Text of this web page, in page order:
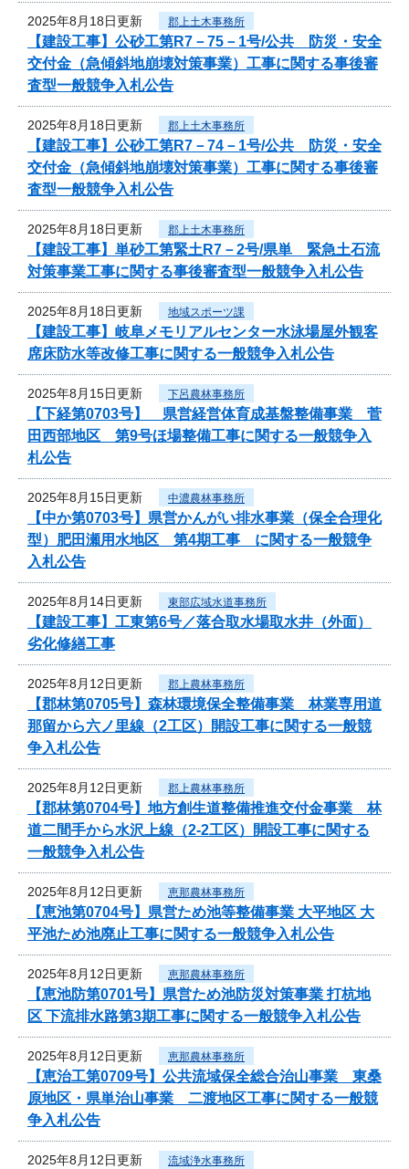
2025年8月18日更新 郡上土木事務所
【建設工事】公砂工第R7－75－1号/公共 防災・安全
交付金（急傾斜地崩壊対策事業）工事に関する事後審
査型一般競争入札公告
2025年8月18日更新 郡上土木事務所
【建設工事】公砂工第R7－74－1号/公共 防災・安全
交付金（急傾斜地崩壊対策事業）工事に関する事後審
査型一般競争入札公告
2025年8月18日更新 郡上土木事務所
【建設工事】単砂工第緊土R7－2号/県単 緊急土石流
対策事業工事に関する事後審査型一般競争入札公告
2025年8月18日更新 地域スポーツ課
【建設工事】岐阜メモリアルセンター水泳場屋外観客
席床防水等改修工事に関する一般競争入札公告
2025年8月15日更新 下呂農林事務所
【下経第0703号】 県営経営体育成基盤整備事業 菅
田西部地区 第9号ほ場整備工事に関する一般競争入
札公告
2025年8月15日更新 中濃農林事務所
【中か第0703号】県営かんがい排水事業（保全合理化
型）肥田瀬用水地区 第4期工事 に関する一般競争
入札公告
2025年8月14日更新 東部広域水道事務所
【建設工事】工東第6号／落合取水場取水井（外面）
劣化修繕工事
2025年8月12日更新 郡上農林事務所
【郡林第0705号】森林環境保全整備事業 林業専用道
那留から六ノ里線（2工区）開設工事に関する一般競
争入札公告
2025年8月12日更新 郡上農林事務所
【郡林第0704号】地方創生道整備推進交付金事業 林
道二間手から水沢上線（2-2工区）開設工事に関する
一般競争入札公告
2025年8月12日更新 恵那農林事務所
【恵池第0704号】県営ため池等整備事業 大平地区 大
平池ため池廃止工事に関する一般競争入札公告
2025年8月12日更新 恵那農林事務所
【恵池防第0701号】県営ため池防災対策事業 打杭地
区 下流排水路第3期工事に関する一般競争入札公告
2025年8月12日更新 恵那農林事務所
【恵治工第0709号】公共流域保全総合治山事業 東桑
原地区・県単治山事業 二渡地区工事に関する一般競
争入札公告
2025年8月12日更新 流域浄水事務所